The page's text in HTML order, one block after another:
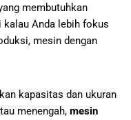
membutuhkan
Anda lebih fokus
mesin dengan
kapasitas dan ukuran
menengah, mesin